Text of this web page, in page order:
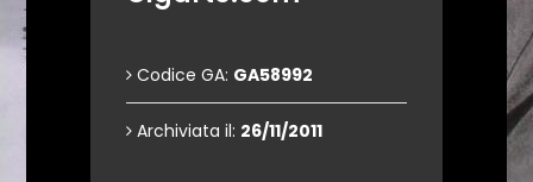
Codice GA: GA58992
Archiviata il: 26/11/2011